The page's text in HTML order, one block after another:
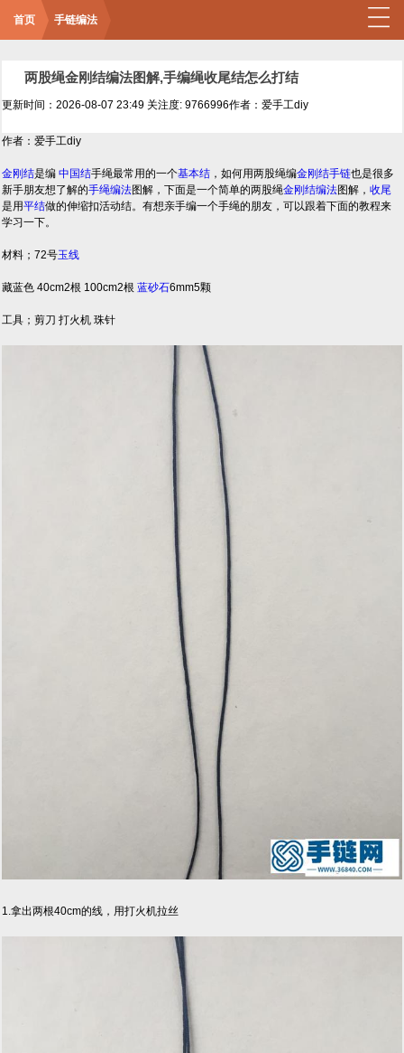
首页 手链编法
两股绳金刚结编法图解,手编绳收尾结怎么打结
更新时间：2026-08-07 23:49 关注度: 9766996作者：爱手工diy
作者：爱手工diy
金刚结是编中国结手绳最常用的一个基本结 ，如何用两股绳编金刚结手链也是很多
新手朋友想了解的手绳编法图解，下面是一个简单的两股绳金刚结编法图解，收尾
是用平结做的伸缩扣活动结。有想亲手编一个手绳的朋友，可以跟着下面的教程来
学习一下。
材料；72号玉线
藏蓝色 40cm2根 100cm2根蓝砂石6mm5颗
工具；剪刀 打火机 珠针
1.拿出两根40cm的线，用打火机拉丝